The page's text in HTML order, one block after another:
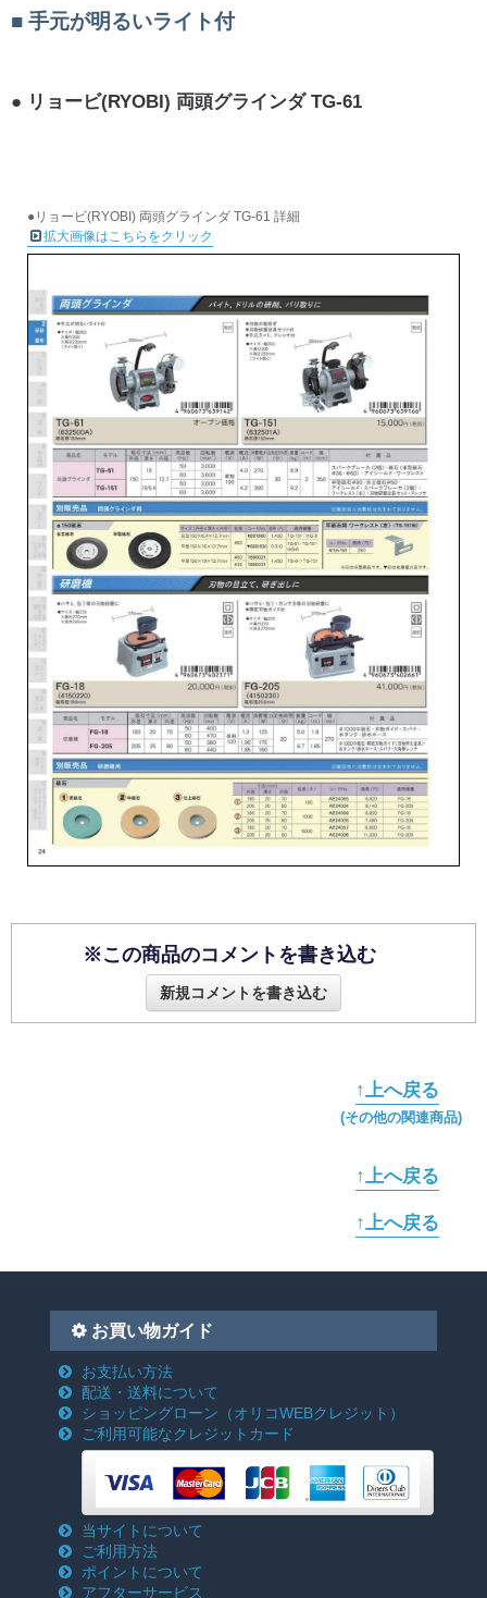
手元が明るいライト付
リョービ(RYOBI) 両頭グラインダ TG-61
●リョービ(RYOBI) 両頭グラインダ TG-61 詳細
拡大画像はこちらをクリック
※この商品のコメントを書き込む
新規コメントを書き込む
↑上へ戻る
(その他の関連商品)
↑上へ戻る
↑上へ戻る
お買い物ガイド
お支払い方法
配送・送料について
ショッピングローン （オリコWEBクレジット）
ご利用可能なクレジットカード
当サイトについて
ご利用方法
ポイントについて
アフターサービス